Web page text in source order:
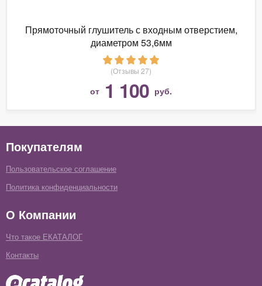
Прямоточный глушитель с входным отверстием,
диаметром 53,6мм
(Отзывы 27)
от 1 100 руб.
Покупателям
Пользовательское соглашение
Политика конфиденциальности
О Компании
Что такое ЕКАТАЛОГ
Контакты